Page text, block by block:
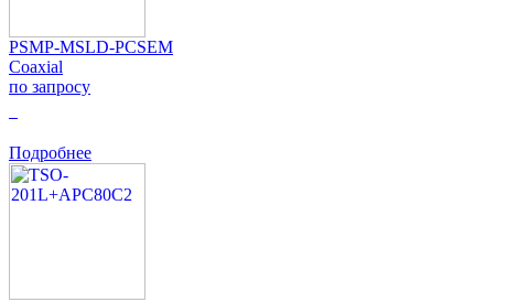
PSMP-MSLD-PCSEM
Coaxial
по запросу
Подробнее